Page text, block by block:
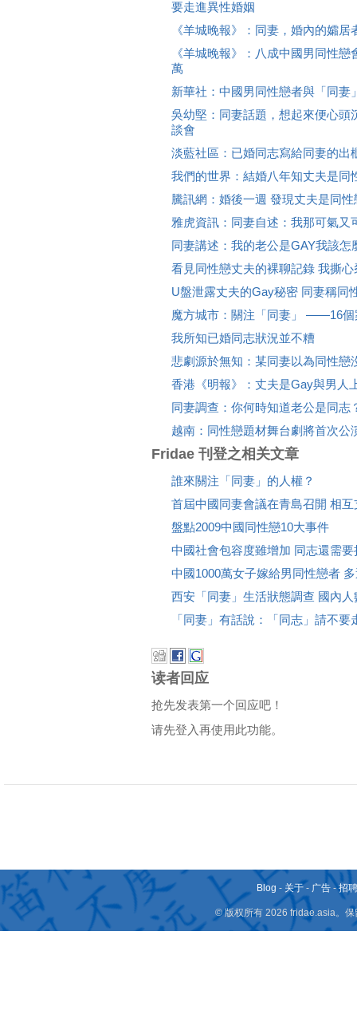
要走進異性婚姻
《羊城晚報》：同妻，婚內的孀居
《羊城晚報》：八成中國男同性
萬
新華社：中國男同性戀者與「同妻
吳幼堅：同妻話題，想起來便心頭
談會
淡藍社區：已婚同志寫給同妻的出
我們的世界：結婚八年知丈夫是同
騰訊網：婚後一週 發現丈夫是同性
雅虎資訊：同妻自述：我那可氣又
同妻講述：我的老公是GAY我該怎
看見同性戀丈夫的裸聊記錄 我撕心
U盤泄露丈夫的Gay秘密 同妻稱同
魔方城市：關注「同妻」 ――16個
我所知已婚同志狀況並不糟
悲劇源於無知：某同妻以為同性戀
香港《明報》：丈夫是Gay與男人
同妻調查：你何時知道老公是同志
越南：同性戀題材舞台劇將首次公
Fridae 刊登之相关文章
誰來關注「同妻」的人權？
首屆中國同妻會議在青島召開 相
盤點2009中國同性戀10大事件
中國社會包容度雖增加 同志還需要
中國1000萬女子嫁給男同性戀者
西安「同妻」生活狀態調查 國內
「同妻」有話說：「同志」請不要
读者回应
抢先发表第一个回应吧！
请先登入再使用此功能。
Blog - 关于 - 广告 -招
© 版权所有 2026 fridae.asia。